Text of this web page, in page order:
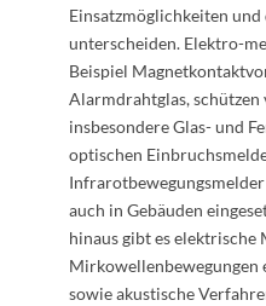
Einsatzmöglichkeiten
unterscheiden. Elektro-
Beispiel
Alarmdrahtglas,
insbesondere Glas- und
optischen
auch in Gebäuden
hinaus gibt es elektrische
Mirkowellenbewegungen
sowie akustische